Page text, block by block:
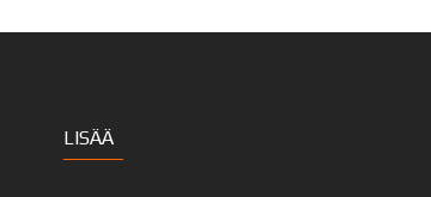
Katso Projekti ...
LISÄÄ